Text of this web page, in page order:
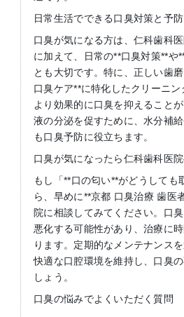
日常生活でできる口臭対策と予防
口臭が気になる方は、仁科歯科
に加えて、日常の**口臭対策**や
とも大切です。特に、正しい歯
口臭ケア**に特化したクリーニン
より効果的に口臭を抑えること
液の分泌を促すために、水分補
も口臭予防に役立ちます。
口臭が気になったら仁科歯科医
もし「**口の匂い**がどうしても
ら、早めに**京都 口臭治療 歯医
院に相談してみてください。口
悪化する可能性があり、治療に
ります。定期的なメンテナンス
快適な口腔環境を維持し、口臭
しょう。
口臭の悩みでよくいただく質問